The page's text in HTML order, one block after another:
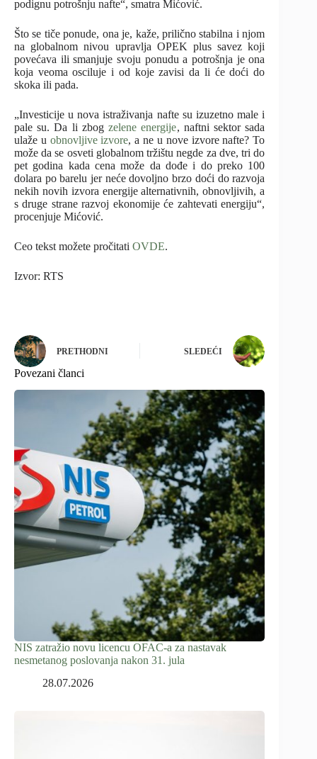
podignu potrošnju nafte“, smatra Mićović.
Što se tiče ponude, ona je, kaže, prilično stabilna i njom
na globalnom nivou upravlja OPEK plus savez koji
povećava ili smanjuje svoju ponudu a potrošnja je ona
koja veoma osciluje i od koje zavisi da li će doći do
skoka ili pada.
„Investicije u nova istraživanja nafte su izuzetno male i
pale su. Da li zbogzelene energije, naftni sektor sada
ulaže u obnovljive izvore, a ne u nove izvore nafte? To
može da se osveti globalnom tržištu negde za dve, tri do
pet godina kada cena može da dođe i do preko 100
dolara po barelu jer neće dovoljno brzo doći do razvoja
nekih novih izvora energije alternativnih, obnovljivih, a
s druge strane razvoj ekonomije će zahtevati energiju“,
procenjuje Mićović.
Ceo tekst možete pročitati OVDE.
Izvor: RTS
PRETHODNI SLEDEĆI
Povezani članci
NIS zatražio novu licencu OFAC-a za nastavak
nesmetanog poslovanja nakon 31. jula
28.07.2026